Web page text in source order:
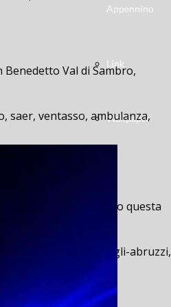
Appennino
Link
Wallpaper
Benedetto Val di Sambro,
saer, ventasso, ambulanza,
è avvenuto questa
belvedere, duca-degli-abruzzi,